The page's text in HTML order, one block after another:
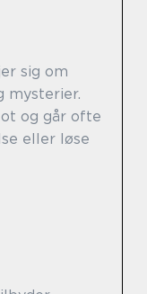
sig om
mysterier.
og går ofte
eller løse